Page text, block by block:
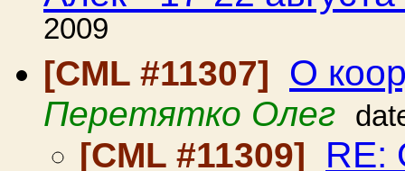
2009
[CML #11307]
О
Перетятко Олег
[CML #11309] RE: